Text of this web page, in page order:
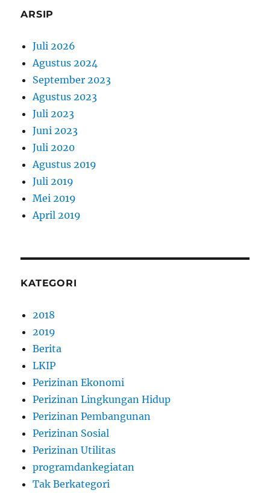
ARSIP
Juli 2026
Agustus 2024
September 2023
Agustus 2023
Juli 2023
Juni 2023
Juli 2020
Agustus 2019
Juli 2019
Mei 2019
April 2019
KATEGORI
2018
2019
Berita
LKIP
Perizinan Ekonomi
Perizinan Lingkungan Hidup
Perizinan Pembangunan
Perizinan Sosial
Perizinan Utilitas
programdankegiatan
Tak Berkategori